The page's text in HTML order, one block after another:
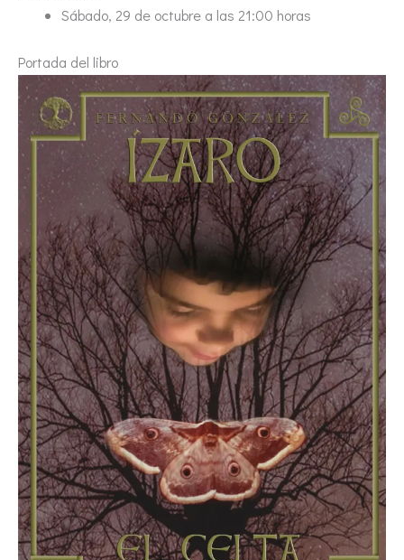
Sábado, 29 de octubre a las 21:00 horas
Portada del libro